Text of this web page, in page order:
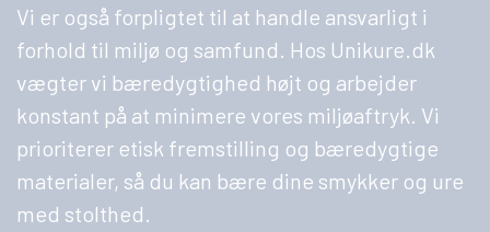
Vi er også forpligtet til at handle ansvarligt i
forhold til miljø og samfund. Hos Unikure.dk
vægter vi bæredygtighed højt og arbejder
konstant på at minimere vores miljøaftryk. Vi
prioriterer etisk fremstilling og bæredygtige
materialer, så du kan bære dine smykker og ure
med stolthed.